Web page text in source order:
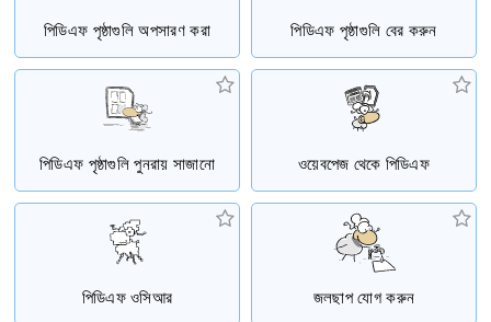
পিডিএফ পৃষ্ঠাগুলি অপসারণ করা পিডিএফ পৃষ্ঠাগুলি বের করুন
পিডিএফ পৃষ্ঠাগুলি পুনরায় সাজানো ওয়েবপেজ থেকে পিডিএফ
পিডিএফ ওসিআর জলছাপ যোগ করুন